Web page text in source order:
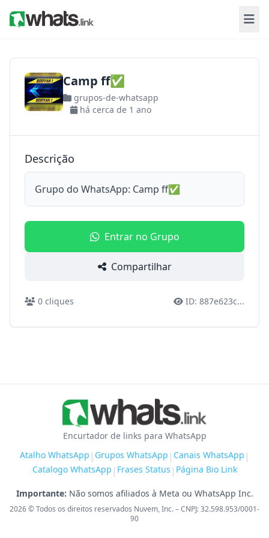
Camp ff✅
grupos-de-whatsapp
há cerca de 1 ano
Descrição
Grupo do WhatsApp: Camp ff✅
Entrar no Grupo
Compartilhar
0 cliques ID: 887e623c...
Encurtador de links para WhatsApp
Atalho WhatsApp | Grupos WhatsApp | Canais WhatsApp |
Catalogo WhatsApp | Frases Status | Página Bio Link
Importante: Não somos afiliados à Meta ou WhatsApp Inc.
2026© Todos os direitos reservados Nuvem, Inc. – CNPJ: 32.598.953/0001-
90